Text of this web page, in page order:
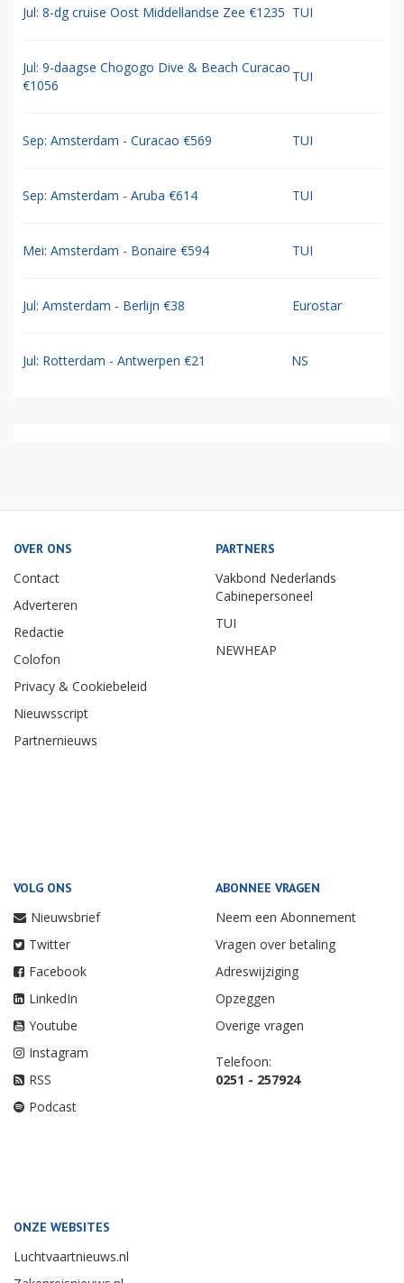
Jul: 8-dg cruise Oost Middellandse Zee €1235 TUI
Jul: 9-daagse Chogogo Dive & Beach Curacao
€1056
TUI
Sep: Amsterdam - Curacao €569 TUI
Sep: Amsterdam - Aruba €614 TUI
Mei: Amsterdam - Bonaire €594 TUI
Jul: Amsterdam - Berlijn €38 Eurostar
Jul: Rotterdam - Antwerpen €21 NS
OVER ONS
Contact
Adverteren
Redactie
Colofon
Privacy & Cookiebeleid
Nieuwsscript
Partnernieuws
PARTNERS
Vakbond Nederlands
Cabinepersoneel
TUI
NEWHEAP
VOLG ONS
Nieuwsbrief
Twitter
Facebook
LinkedIn
Youtube
Instagram
RSS
Podcast
ABONNEE VRAGEN
Neem een Abonnement
Vragen over betaling
Adreswijziging
Opzeggen
Overige vragen
Telefoon:
0251 - 257924
ONZE WEBSITES
Luchtvaartnieuws.nl